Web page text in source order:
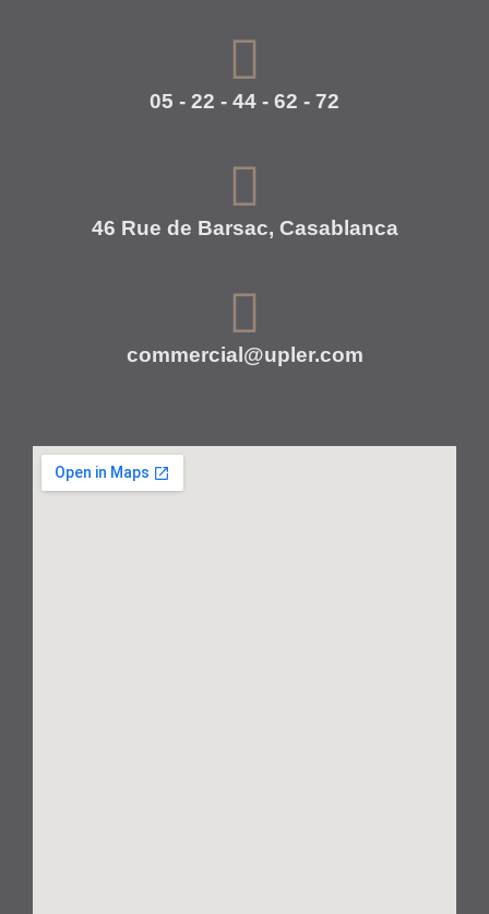
05 - 22 - 44 - 62 - 72
46 Rue de Barsac, Casablanca
commercial@upler.com